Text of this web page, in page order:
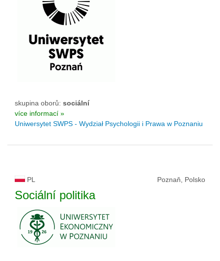
skupina oborů: sociální
více informací »
Uniwersytet SWPS - Wydział Psychologii i Prawa w Poznaniu
PL Poznaň, Polsko
Sociální politika